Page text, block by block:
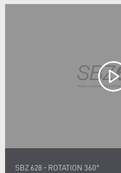
SBZ 628 - ROTATION 360°